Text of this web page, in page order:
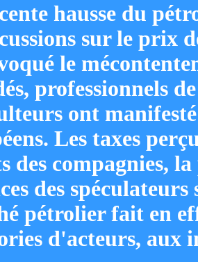
hausse du
sur le prix
le
professionnels
ont
Les taxes
des compagnies,
des
pétrolier fait en
d'acteurs, aux